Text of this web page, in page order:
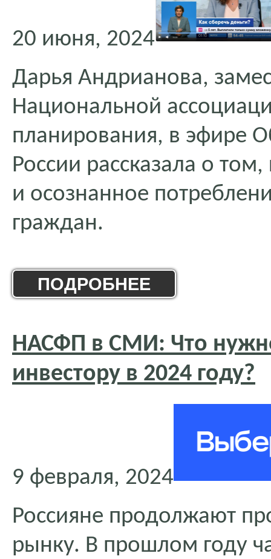
20 июня, 2024
Дарья Андрианова,
Национальной
планирования, в эфире
России рассказала о
и осознанное
граждан.
ПОДРОБНЕЕ
НАСФП в СМИ: Что
инвестору в 2024 году?
9 февраля, 2024
Россияне продолжают
рынку. В прошлом году